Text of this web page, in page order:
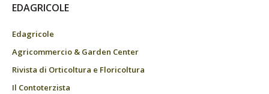
EDAGRICOLE
Edagricole
Agricommercio & Garden Center
Rivista di Orticoltura e Floricoltura
Il Contoterzista